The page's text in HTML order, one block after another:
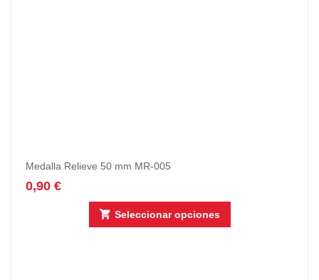
Medalla Relieve 50 mm MR-005
0,90 €
Seleccionar opciones